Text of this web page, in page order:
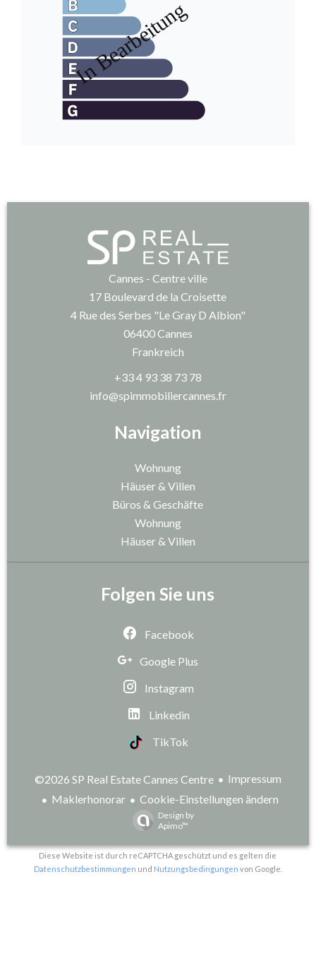
Navigation
Wohnung
Häuser & Villen
Büros & Geschäfte
Wohnung
Häuser & Villen
Cannes - Centre ville
17 Boulevard de la Croisette
4 Rue des Serbes "Le Gray D Albion"
06400Cannes
Frankreich
+33 4 93 38 73 78
info@spimmobiliercannes.fr
Folgen Sie uns
Facebook
Google Plus
Instagram
Linkedin
TikTok
©2026 SP Real Estate Cannes Centre
Impressum
Maklerhonorar
Cookie-Einstellungen ändern
Design by
Apimo™
Diese Website ist durch reCAPTCHA geschützt und es gelten die
Datenschutzbestimmungen und Nutzungsbedingungen von Google.